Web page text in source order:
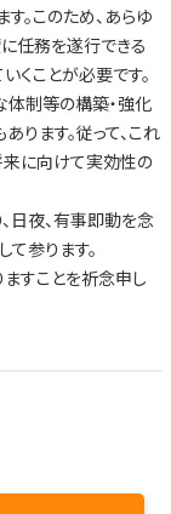
。このため、あらゆ
任務を遂行できる
くことが必要です。
体制等の構築・強化
ます。従って、これ
来に向けて実効性の
日夜、有事即動を念
て参ります。
すことを祈念申し